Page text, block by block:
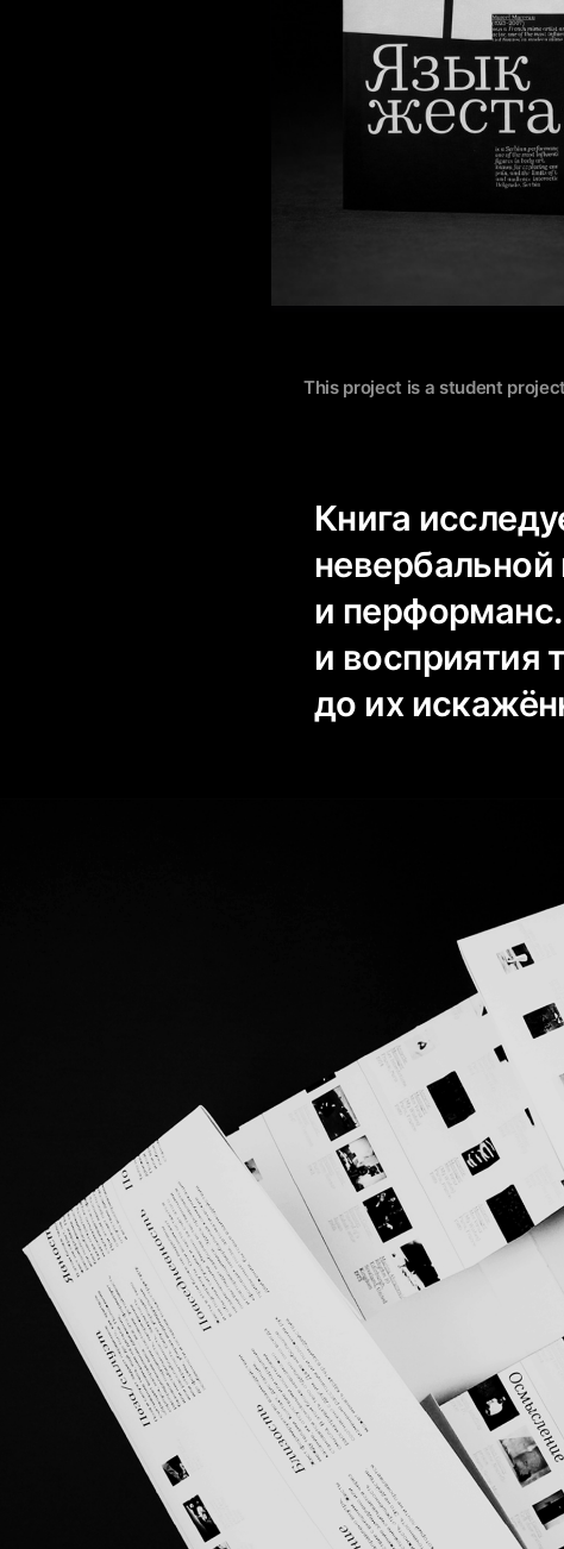
This project is a student
Книга
и
и восприятия
до их